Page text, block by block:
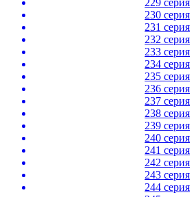
229 серия
230 серия
231 серия
232 серия
233 серия
234 серия
235 серия
236 серия
237 серия
238 серия
239 серия
240 серия
241 серия
242 серия
243 серия
244 серия